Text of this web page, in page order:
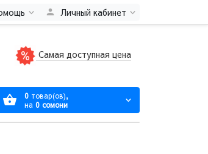
Личный кабинет
Самая доступная цена
0 товар(ов),
на 0 сомони